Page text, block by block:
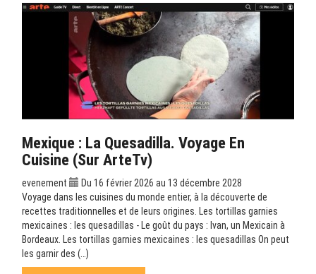
Mexique : La Quesadilla. Voyage En
Cuisine (sur ArteTv)
evenement
Du 16 février 2026 au 13 décembre 2028
Voyage dans les cuisines du monde entier, à la découverte de
recettes traditionnelles et de leurs origines. Les tortillas garnies
mexicaines : les quesadillas - Le goût du pays : Ivan, un Mexicain à
Bordeaux. Les tortillas garnies mexicaines : les quesadillas On peut
les garnir des (…)